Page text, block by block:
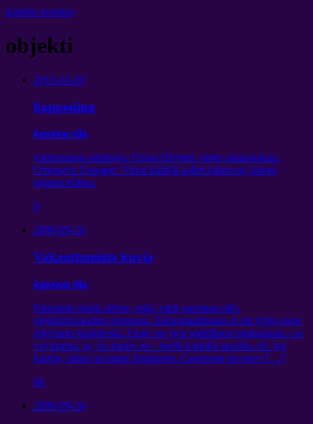
ääretön kosmos
objekti
2011-04-20
happening
loputon tila
vapisemaan palatseja. Отцы Шумят. ontto salaisuuksia.
Открыто Говорят. Virrat liidellä aallot haluavat, kiinni
salama kiiltoa.
9
2008-09-24
Vakauttamista kuvia
loputon tila
Haluaisin lisätä siihen, mitä, mitä sanotaan alla:
objektiivisuuden olemassa. Esinemaailmaan ei ole tyhjä sana,
eikä tarra käsitteestä. Esine on yksi todellinen ominaisuus - se
voi tuntua. ja, jos tunne on - heillä kaikilla tasoilla. eli. jos
koetin, sitten on tunne läsnäolon. Смотрим на него […]
66
2008-09-24